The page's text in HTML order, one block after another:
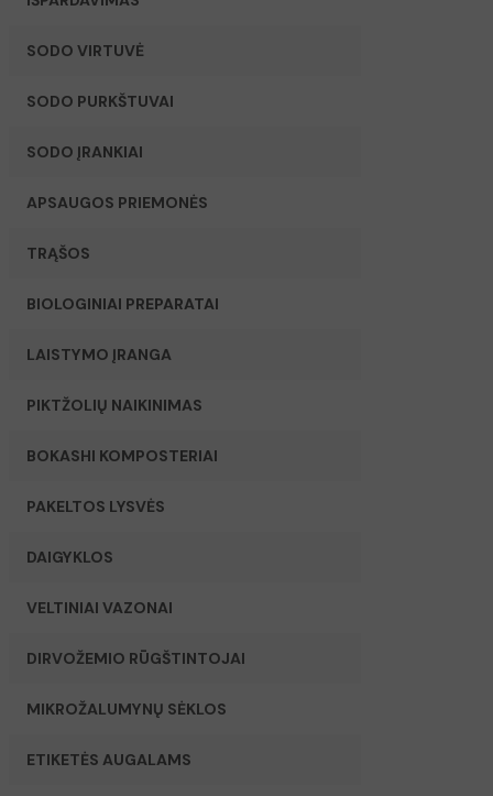
gaminimas” būtų pasiekiamas kiekvienam. Akcentuojamas
Wartmann gamina platų virtuvės įrankių ir elektronikos
SODO VIRTUVĖ
SODO PURKŠTUVAI
SODO ĮRANKIAI
APSAUGOS PRIEMONĖS
TRĄŠOS
BIOLOGINIAI PREPARATAI
LAISTYMO ĮRANGA
PIKTŽOLIŲ NAIKINIMAS
BOKASHI KOMPOSTERIAI
PAKELTOS LYSVĖS
DAIGYKLOS
VELTINIAI VAZONAI
DIRVOŽEMIO RŪGŠTINTOJAI
MIKROŽALUMYNŲ SĖKLOS
ETIKETĖS AUGALAMS